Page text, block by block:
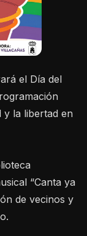
el Día del
y la libertad en
“Canta ya
de vecinos y